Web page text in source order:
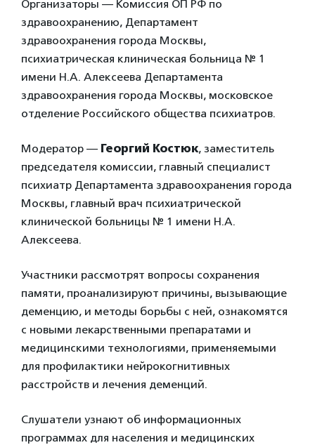
Организаторы — Комиссия ОП РФ по
здравоохранению, Департамент
здравоохранения города Москвы,
психиатрическая клиническая больница № 1
имени Н.А. Алексеева Департамента
здравоохранения города Москвы, московское
отделение Российского общества психиатров.
Модератор — Георгий Костюк, заместитель
председателя комиссии, главный специалист
психиатр Департамента здравоохранения города
Москвы, главный врач психиатрической
клинической больницы № 1 имени Н.А.
Алексеева.
Участники рассмотрят вопросы сохранения
памяти, проанализируют причины, вызывающие
деменцию, и методы борьбы с ней, ознакомятся
с новыми лекарственными препаратами и
медицинскими технологиями, применяемыми
для профилактики нейрокогнитивных
расстройств и лечения деменций.
Слушатели узнают об информационных
программах для населения и медицинских